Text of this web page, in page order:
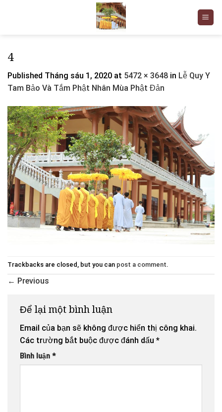
4
Published Tháng sáu 1, 2020 at 5472 × 3648 in Lễ Quy Y
Tam Bảo Và Tắm Phật Nhân Mùa Phật Đản
Trackbacks are closed, but you can post a comment.
← Previous
Để lại một bình luận
Email của bạn sẽ không được hiển thị công khai.
Các trường bắt buộc được đánh dấu *
Bình luận *